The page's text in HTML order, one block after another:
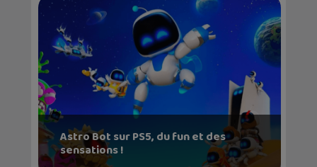
Astro Bot sur PS5, du fun et des
sensations !